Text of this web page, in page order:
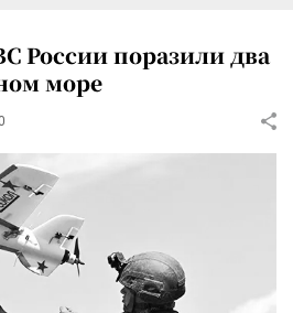
России поразили два
море